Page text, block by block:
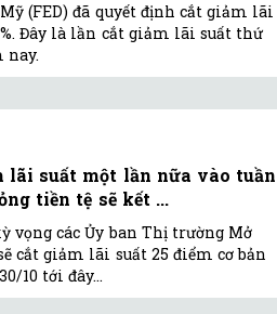
(FED) đã quyết định cắt giảm lãi
Đây là lần cắt giảm lãi suất thứ
nay.
lãi suất một lần nữa vào tuần
tiền tệ sẽ kết ...
vọng các Ủy ban Thị trường Mở
cắt giảm lãi suất 25 điểm cơ bản
10 tới đây...